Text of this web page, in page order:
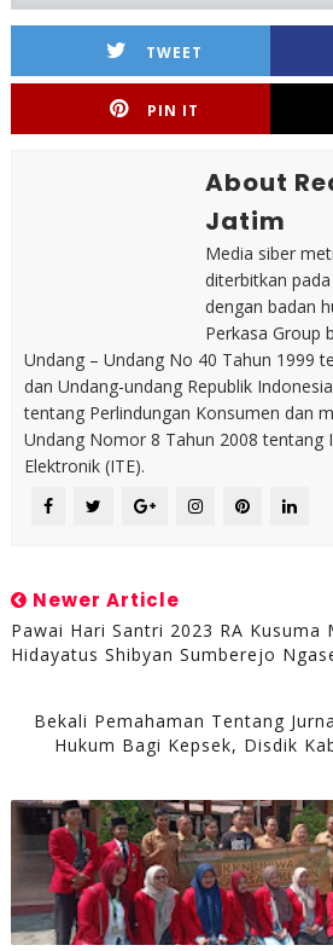
TWEET
PIN IT
About
Jatim
Media siber
diterbitkan
dengan badan
Perkasa Group
Undang – Undang No 40 Tahun 1999
dan Undang-undang Republik
tentang Perlindungan Konsumen dan
Undang Nomor 8 Tahun 2008 tentang
Elektronik (ITE).
Newer Article
Pawai Hari Santri 2023 RA Kusuma
Hidayatus Shibyan Sumberejo
Bekali Pemahaman Tentang
Hukum Bagi Kepsek, Disdik